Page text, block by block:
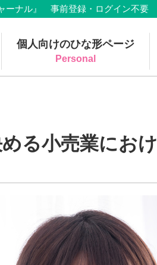
ーナル』 事前登録・ログイン不要
個人向けのひな形ページ
Personal
る小売業にお